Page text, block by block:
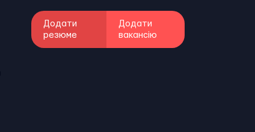
Додати
резюме
Додати
вакансію